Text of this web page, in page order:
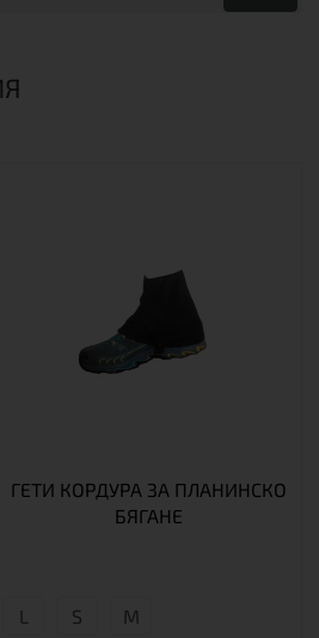
ГЕТИ КОРДУРА ЗА ПЛАНИНСКО
БЯГАНЕ
L S М